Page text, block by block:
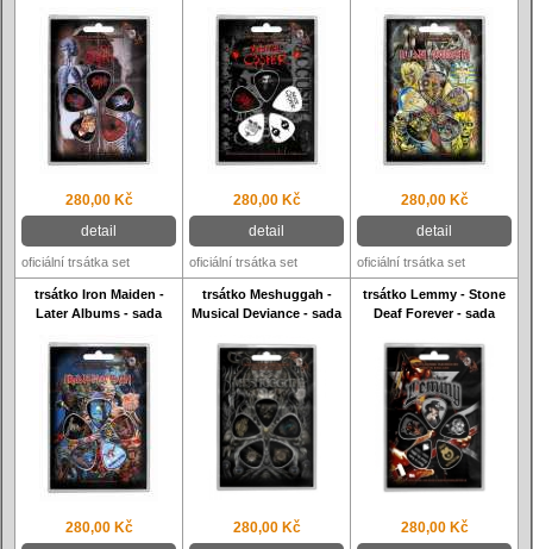
280,00 Kč
detail
280,00 Kč
detail
280,00 Kč
detail
oficiální trsátka set oficiální trsátka set oficiální trsátka set
trsátko Iron Maiden -
Later Albums - sada
trsátko Meshuggah -
Musical Deviance - sada
trsátko Lemmy - Stone
Deaf Forever - sada
280,00 Kč
280,00 Kč
280,00 Kč